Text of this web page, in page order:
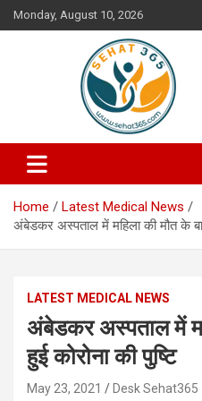
Skip
to
Monday, August 10, 2026
Sehat365
Your's Complete Health Guide
Home
Latest Medical News
अंबेडकर अस्पताल में महिला की मौत के
LATEST MEDICAL NEWS
अंबेडकर अस्पताल में
हुई कोरोना की पुष्टि
May 23, 2021 Desk Sehat365